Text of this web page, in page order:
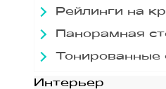
Рейлинги на
Панорамная
Тонированные
Интерьер